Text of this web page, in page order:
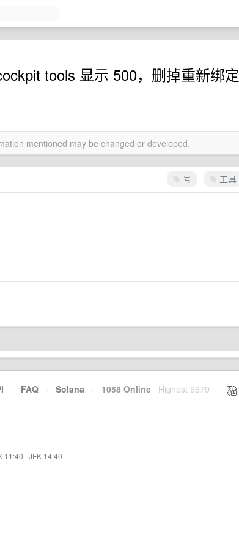
tools 显示 500，删掉重新绑定
mentioned may be changed or developed.
号 工具
· FAQ · Solana · 1058 Online Highest 6679
11:40 · JFK 14:40